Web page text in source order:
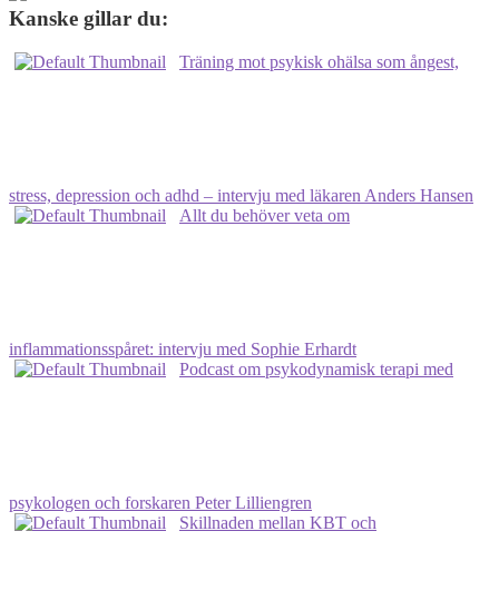
Kanske gillar du:
Träning mot psykisk ohälsa som ångest,
stress, depression och adhd – intervju med läkaren Anders Hansen
Allt du behöver veta om
inflammationsspåret: intervju med Sophie Erhardt
Podcast om psykodynamisk terapi med
psykologen och forskaren Peter Lilliengren
Skillnaden mellan KBT och